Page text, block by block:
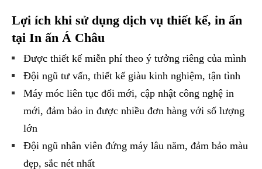
Lợi ích khi sử dụng dịch vụ thiết kế, in ấn
tại In ấn Á Châu
Được thiết kế miễn phí theo ý tưởng riêng của mình
Đội ngũ tư vấn, thiết kế giàu kinh nghiệm, tận tình
Máy móc liên tục đổi mới, cập nhật công nghệ in
mới, đảm bảo in được nhiều đơn hàng với số lượng
lớn
Đội ngũ nhân viên đứng máy lâu năm, đảm bảo màu
đẹp, sắc nét nhất